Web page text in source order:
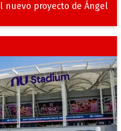
nuevo proyecto de Ángel